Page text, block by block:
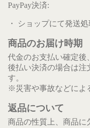
PayPay決済:
・ ショップにて発送
商品のお届け時期
代金のお支払い確定後
後払い決済の場合は注
す。
※災害や事故などによ
返品について
商品の性質上、商品に